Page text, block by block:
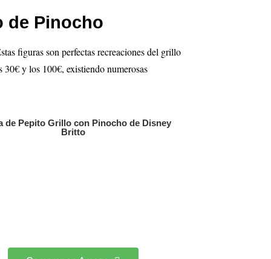
de Pinocho
figuras son perfectas recreaciones del grillo
y los 100€, existiendo numerosas
de Pepito Grillo con Pinocho de Disney
Britto